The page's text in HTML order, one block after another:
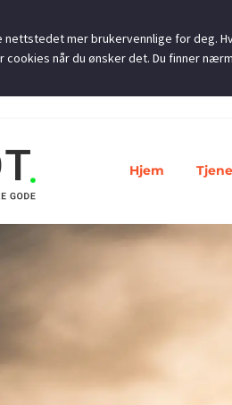
Hjem
mer brukervennlige for deg.
når du ønsker det. Du finner